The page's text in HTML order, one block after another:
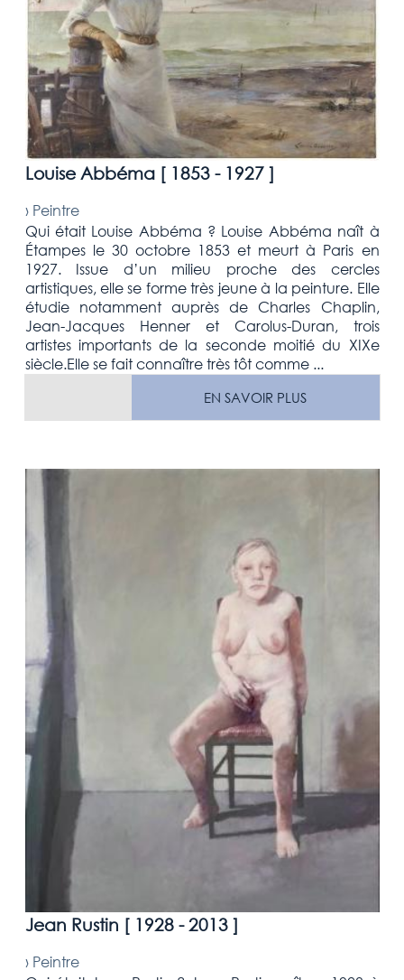
Louise Abbéma [ 1853 - 1927]
› Peintre
Qui était Louise Abbéma ? Louise Abbéma naît à
Étampes le 30 octobre 1853 et meurt à Paris en
1927. Issue d’un milieu proche des cercles
artistiques, elle se forme très jeune à la peinture. Elle
étudie notamment auprès de Charles Chaplin,
Jean-Jacques Henner et Carolus-Duran, trois
artistes importants de la seconde moitié du XIXe
siècle.Elle se fait connaître très tôt comme ...
EN SAVOIR PLUS
Jean Rustin [ 1928 - 2013]
› Peintre